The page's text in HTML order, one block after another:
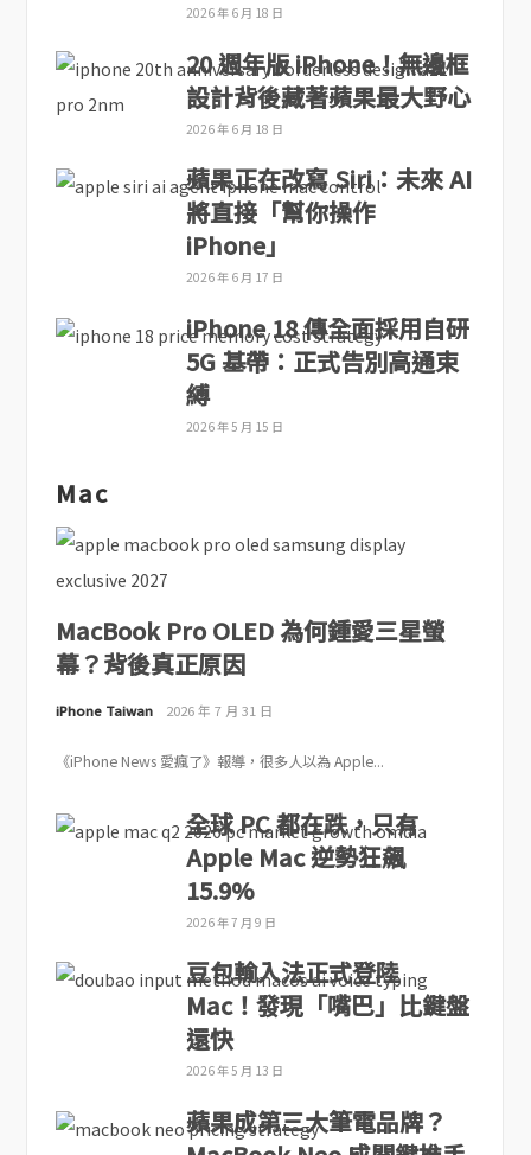
2026 年 6 月 18 日
20 週年版 iPhone！無邊框
設計背後藏著蘋果最大野心
2026 年 6 月 18 日
蘋果正在改寫 Siri：未來 AI
將直接「幫你操作
iPhone」
2026 年 6 月 17 日
iPhone 18 傳全面採用自研
5G 基帶：正式告別高通束
縛
2026 年 5 月 15 日
Mac
MacBook Pro OLED 為何鍾愛三星螢
幕？背後真正原因
iPhone Taiwan 2026 年 7 月 31 日
《iPhone News 愛瘋了》報導，很多人以為 Apple...
全球 PC 都在跌，只有
Apple Mac 逆勢狂飆
15.9%
2026 年 7 月 9 日
豆包輸入法正式登陸
Mac！發現「嘴巴」比鍵盤
還快
2026 年 5 月 13 日
蘋果成第三大筆電品牌？